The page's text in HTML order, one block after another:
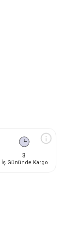
3
İş Gününde Kargo